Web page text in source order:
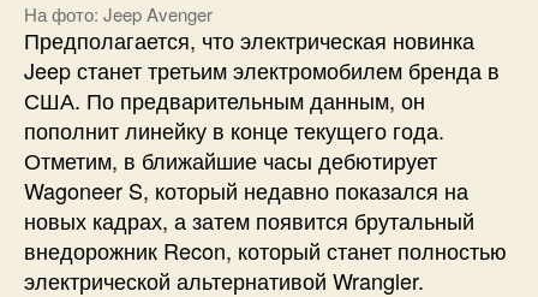
На фото: Jeep Avenger
Предполагается, что электрическая новинка
Jeep станет третьим электромобилем бренда в
США. По предварительным данным, он
пополнит линейку в конце текущего года.
Отметим, в ближайшие часы дебютирует
Wagoneer S, который недавно показался на
новых кадрах, а затем появится брутальный
внедорожник Recon, который станет полностью
электрической альтернативой Wrangler.